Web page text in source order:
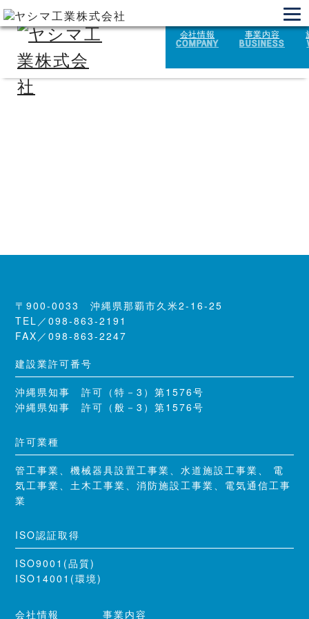
会社情報
COMPANY
事業内容
BUSINESS
〒900-0033 沖縄県那覇市久米2-16-25
TEL／098-863-2191
FAX／098-863-2247
建設業許可番号
沖縄県知事 許可（特－3）第1576号
沖縄県知事 許可（般－3）第1576号
許可業種
管工事業、機械器具設置工事業、水道施設工事業、 電
気工事業、土木工事業、消防施設工事業、電気通信工事
業
ISO認証取得
ISO9001(品質)
ISO14001(環境)
会社情報 事業内容